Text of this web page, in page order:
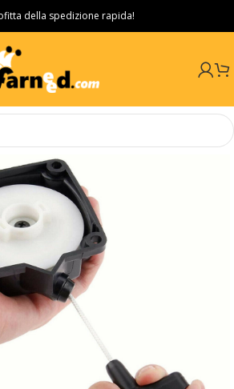
della spedizione rapida!